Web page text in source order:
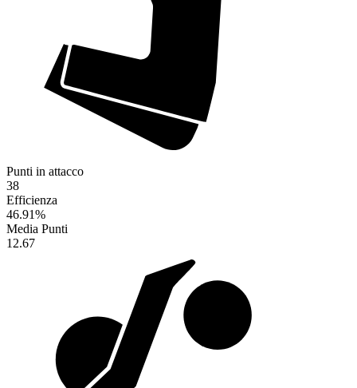
Punti in attacco
38
Efficienza
46.91%
Media Punti
12.67